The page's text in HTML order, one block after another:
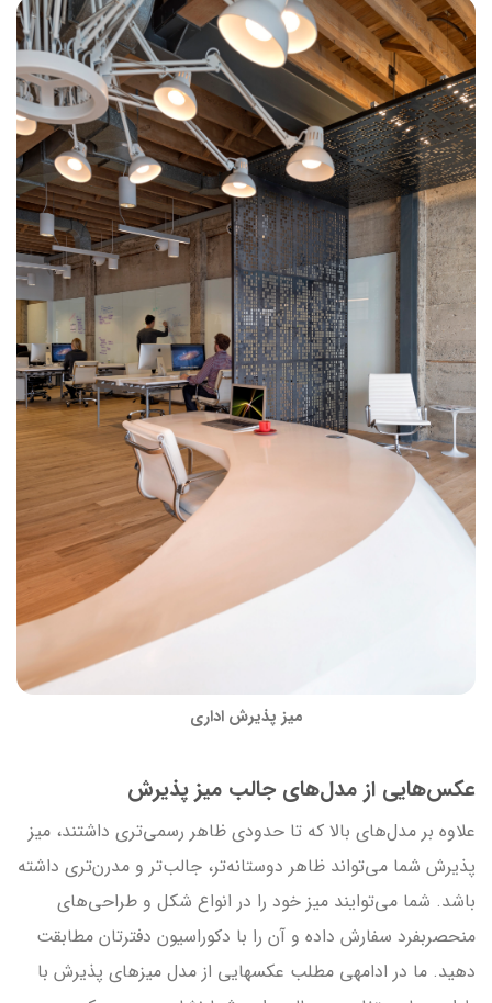
میز پذیرش اداری
عکس‌هایی از مدل‌های جالب میز پذیرش
علاوه بر مدل‌های بالا که تا حدودی ظاهر رسمی‌تری داشتند، میز
پذیرش شما می‌تواند ظاهر دوستانه‌تر، جالب‌تر و مدرن‌تری داشته
باشد. شما می‌توایند میز خود را در انواع شکل و طراحی‌های
منحصربفرد سفارش داده و آن را با دکوراسیون دفترتان مطابقت
دهید. ما در ادامه‎ی مطلب عکس‎هایی از مدل میزهای پذیرش با